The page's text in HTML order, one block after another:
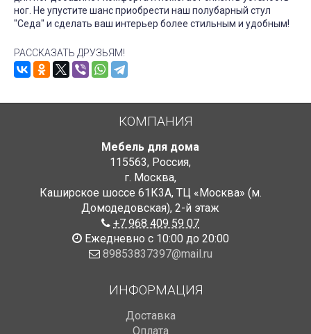
ног. Не упустите шанс приобрести наш полубарный стул
"Седа" и сделать ваш интерьер более стильным и удобным!
РАССКАЗАТЬ ДРУЗЬЯМ!
КОМПАНИЯ
Мебель для дома
115563, Россия,
г. Москва,
Каширское шоссе 61К3А, ТЦ «Москва» (м.
Домодедовская), 2-й этаж
+7 968 409 59 07
Ежедневно с 10:00 до 20:00
89853837397@mail.ru
ИНФОРМАЦИЯ
Доставка
Оплата